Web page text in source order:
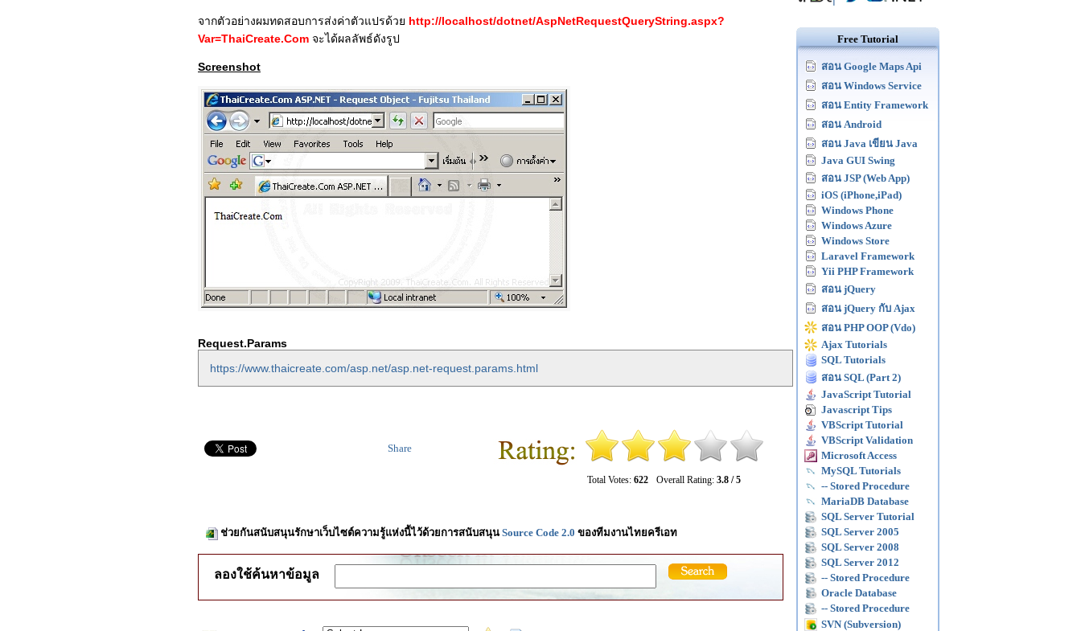
จากตัวอย่างผมทดสอบการส่งค่าตัวแปรด้วย http://localhost/dotnet/AspNetRequestQueryString.aspx?
Var=ThaiCreate.Com จะได้ผลลัพธ์ดังรูป
Screenshot
Request.Params
https://www.thaicreate.com/asp.net/asp.net-request.params.html
Total Votes: 622 Overall Rating: 3.8 / 5
Share
ช่วยกันสนับสนุนรักษาเว็บไซต์ความรู้แห่งนี้ไว้ด้วยการสนับสนุน Source Code 2.0 ของทีมงานไทยครีเอท
ลองใช้ค้นหาข้อมูล
Free Tutorial
สอน Google Maps Api
สอน Windows Service
สอน Entity Framework
สอน Android
สอน Java เขียน Java
Java GUI Swing
สอน JSP (Web App)
iOS (iPhone,iPad)
Windows Phone
Windows Azure
Windows Store
Laravel Framework
Yii PHP Framework
สอน jQuery
สอน jQuery กับ Ajax
สอน PHP OOP (Vdo)
Ajax Tutorials
SQL Tutorials
สอน SQL (Part 2)
JavaScript Tutorial
Javascript Tips
VBScript Tutorial
VBScript Validation
Microsoft Access
MySQL Tutorials
-- Stored Procedure
MariaDB Database
SQL Server Tutorial
SQL Server 2005
SQL Server 2008
SQL Server 2012
-- Stored Procedure
Oracle Database
-- Stored Procedure
SVN (Subversion)